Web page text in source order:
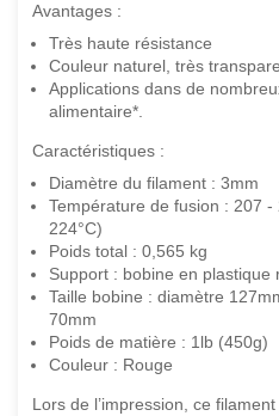
Avantages :
Très haute résistance
Couleur naturel, très
Applications dans de
alimentaire*.
Caractéristiques :
Diamètre du filament : 3mm
Température de fusion : 207
224°C)
Poids total : 0,565 kg
Support : bobine en plastique
Taille bobine : diamètre
70mm
Poids de matière : 1lb (450g)
Couleur : Rouge
Lors de l’impression, ce